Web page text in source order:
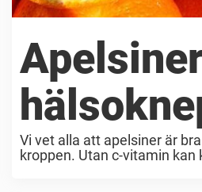
Vi vet alla att apelsiner är
kroppen. Utan c-vitamin kan